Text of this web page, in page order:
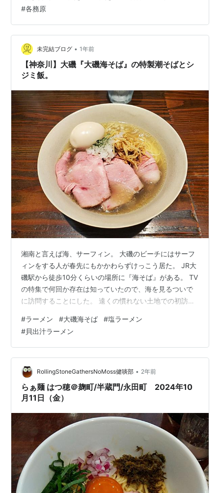
しょｗｗ やっぱ「油そば」ってワードに弱いのか？ｗｗ
あるとついつい押してしまうｗｗｗ お店の個性の出るの
が油そば。 コチラのは…
#各務原
未完結ブログ • 1年前
【神奈川】大磯『大磯海そば』の特製潮そばとシ
ジミ飯。
湘南と言えば海、サーフィン。 大磯のビーチにはサーフ
ィンをする人が春先にもかかわらずけっこう居た。 JR大
磯駅から徒歩10分くらいの場所に『海そば』がある。 TV
の特集で何回か存在は知っていたので、海を見るついで
に訪問することにした。 遠くの慣れない土地での初訪問
を下調べしてから行く。 どうやらワンオペで運営されて
いて、券売機は高額紙幣の両替ができない。 店主さんに
言えば両替してくれるのだが、予め小銭や小額紙幣に崩
しておくのがスムーズでよい。 日曜晴れの日に訪問し、
待ち時間は店内待ち50分ほど。 地元高校生、カップル、
１人女性客もいた。 今回は…
#ラーメン #大磯海そば #塩ラーメン
#貝出汁ラーメン
RollingStoneGathersNoMoss健啖部 • 2年前
らぁ麺 はつ穂＠麹町/半蔵門/永田町 2024年10
月11日（金）